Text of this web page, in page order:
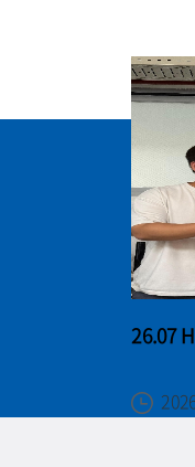
26.07